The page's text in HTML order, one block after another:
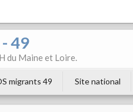
49
du Maine et Loire.
migrants 49 Site national